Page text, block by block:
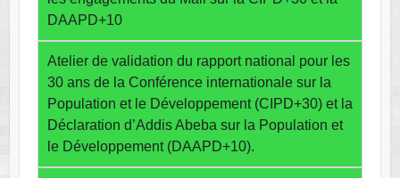
DAAPD+10
Atelier de validation du rapport national pour les
30 ans de la Conférence internationale sur la
Population et le Développement (CIPD+30) et la
Déclaration d’Addis Abeba sur la Population et
le Développement (DAAPD+10).